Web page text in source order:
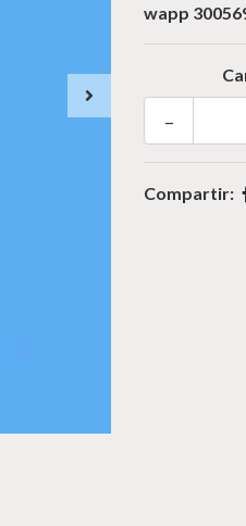
wapp
-
Compartir: